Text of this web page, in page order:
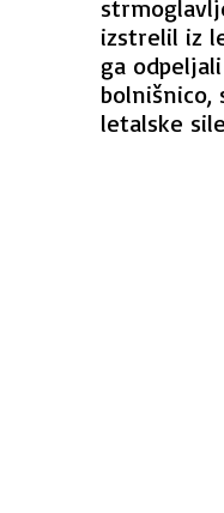
izstrelil iz
ga
bolnišnico,
letalske